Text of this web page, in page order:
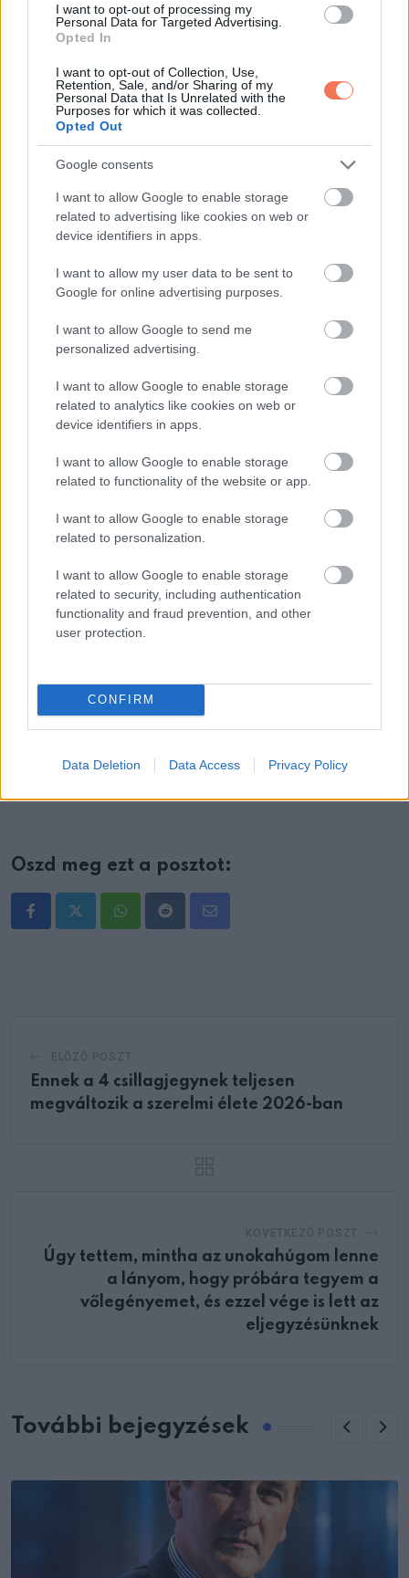
I want to opt-out of processing my
Personal Data for Targeted Advertising.
Opted In
I want to opt-out of Collection, Use,
Retention, Sale, and/or Sharing of my
Personal Data that Is Unrelated with the
Purposes for which it was collected.
Opted Out
Google consents
I want to allow Google to enable storage
related to advertising like cookies on web or
device identifiers in apps.
I want to allow my user data to be sent to
Google for online advertising purposes.
I want to allow Google to send me
personalized advertising.
I want to allow Google to enable storage
related to analytics like cookies on web or
device identifiers in apps.
I want to allow Google to enable storage
related to functionality of the website or app.
I want to allow Google to enable storage
related to personalization.
I want to allow Google to enable storage
related to security, including authentication
functionality and fraud prevention, and other
user protection.
CONFIRM
Data Deletion Data Access Privacy Policy
ezért könnyen magadra vonod a figyelmet. Ugyanakkor
nagyon hűséges is vagy azokhoz, akiket közel engedsz
magadhoz, és kiállsz értük, ha kell.
A lelkesedésed ragadós, az energiád pedig másokra is jó
hatással van. Szereted megélni a sikereidet, teljes erővel
követed a szenvedélyeidet, és bátor, optimista szemlélettel
állsz az élethez.
Egyszerűen tudod, mennyit érsz, és ezt nem is rejted véka
Azok az ékszerek, amelyekhez vonzódunk, sokszor apró, de
érdekes utalásokat adnak a személyiségünkről. Lehet, hogy
a gyöngy időtlen eleganciája, a gyémánt romantikus
csillogása, a minimalista karika egyszerűsége, a modern
formák ereje vagy a merész, látványos megjelenés áll
hozzád közel, minden választás más-más erősséget mutat
emberek összetettek, az ízlésük pedig az életük különböző
szakaszaiban is változhat. Mégis szórakoztató megnézni,
mit mond rólad az első benyomásod, és közben talán
egyedi vagy.
személyiségvizsgálat.
Oszd meg ezt a posztot:
WhatsappRedditShare
Ennek a 4 csillagjegynek teljesen
megváltozik a szerelmi élete 2026-ban
Úgy tettem, mintha az unokahúgom lenne
a lányom, hogy próbára tegyem a
vőlegényemet, és ezzel vége is lett az
eljegyzésünknek
További bejegyzések